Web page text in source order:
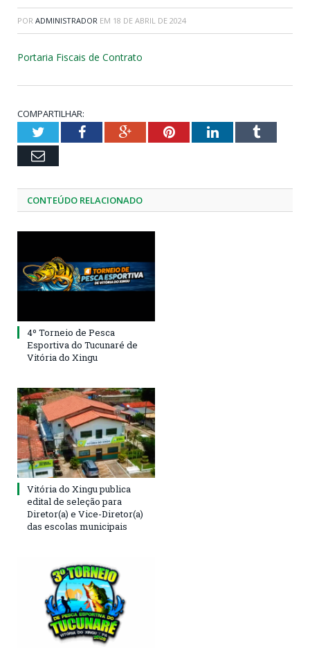
POR ADMINISTRADOR EM 18 DE ABRIL DE 2024
Portaria Fiscais de Contrato
COMPARTILHAR:
TwitterFacebookGoogle+PinterestLinkedInTumblr
Email
CONTEÚDO RELACIONADO
4º Torneio de Pesca
Esportiva do Tucunaré de
Vitória do Xingu
Vitória do Xingu publica
edital de seleção para
Diretor(a) e Vice-Diretor(a)
das escolas municipais